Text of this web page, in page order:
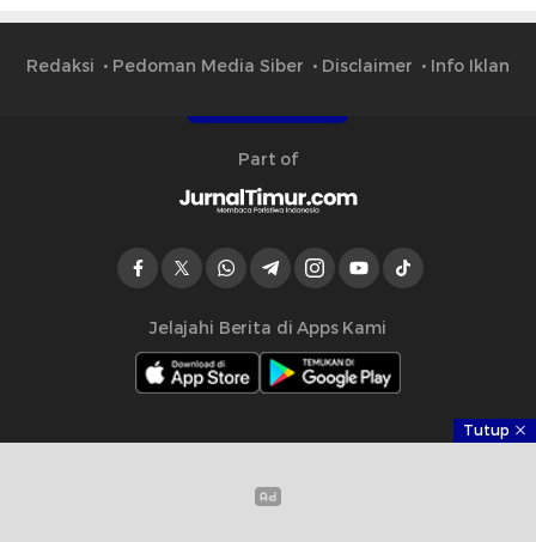
Redaksi Pedoman Media Siber Disclaimer Info Iklan
Part of
Jelajahi Berita di Apps Kami
Copyright © 2024 Jurnaltimur.com. All rights reserved.
Tutup